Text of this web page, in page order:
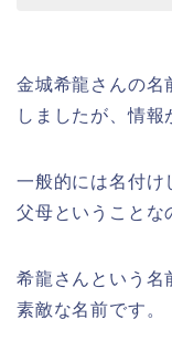
金城希龍さんの名
しましたが、情報
一般的には名付け
父母ということな
希龍さんという名
素敵な名前です。